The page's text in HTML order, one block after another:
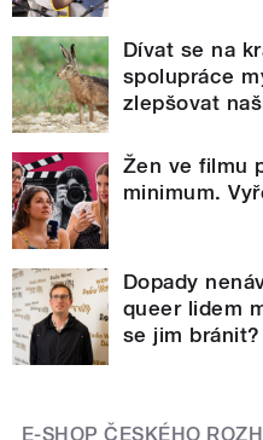
Dívat se na
spolupráce
zlepšovat
Žen ve filmu
minimum.
Dopady
queer lidem
se jim bránit?
E-SHOP ČESKÉHO